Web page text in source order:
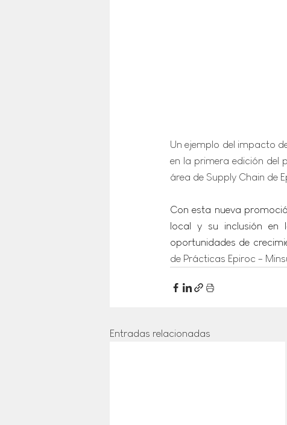
Un ejemplo del impacto
en la primera edición del
área de Supply Chain de
Con esta nueva
local y su inclusión en
oportunidades de
de Prácticas Epiroc -
Entradas relacionadas